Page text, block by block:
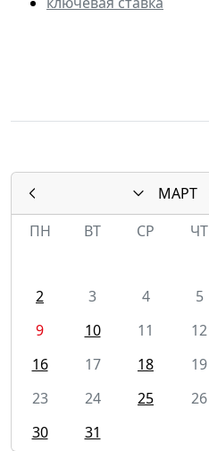
МАРТ
ПН
ВТ СР ЧТ
2
3 4 5
9
10 11 12
16
17 18 19
23
24 25 26
30
31